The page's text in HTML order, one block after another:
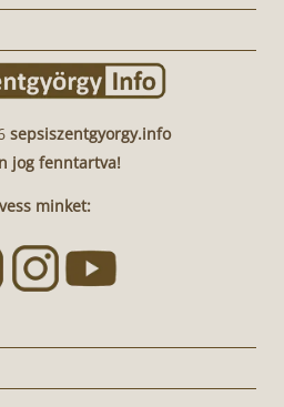
sepsiszentgyorgy.info
jog fenntartva!
minket: